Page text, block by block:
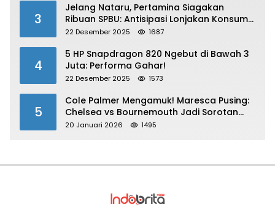
3
Jelang Nataru, Pertamina Siagakan
Ribuan SPBU: Antisipasi Lonjakan Konsumsi
BBM dan LPG!
22 Desember 2025 1687
4
5 HP Snapdragon 820 Ngebut di Bawah 3
Juta: Performa Gahar!
22 Desember 2025 1573
5
Cole Palmer Mengamuk! Maresca Pusing:
Chelsea vs Bournemouth Jadi Sorotan
Utama
20 Januari 2026 1495